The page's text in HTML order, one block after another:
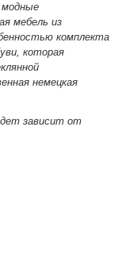
мебель из
комплекта
которая
немецкая
зависит от